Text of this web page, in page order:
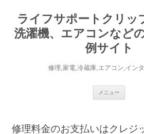
ライフサポートクリッ
洗濯機、エアコンなど
例サイト
修理,家電,冷蔵庫,エアコン,イン
メニュー
ス
修理料金のお支払いはクレジ